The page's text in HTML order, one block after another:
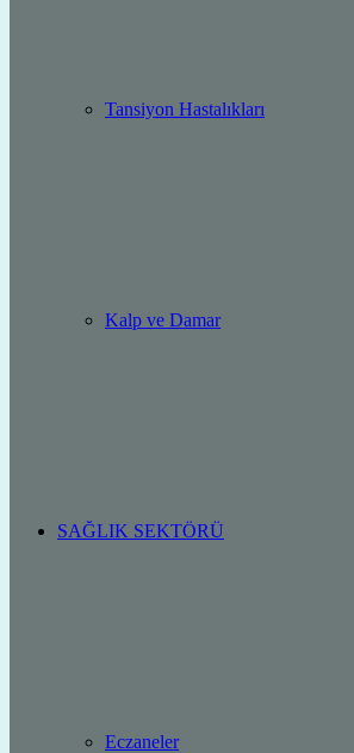
Tansiyon Hastalıkları
Kalp ve Damar
SAĞLIK SEKTÖRÜ
Eczaneler